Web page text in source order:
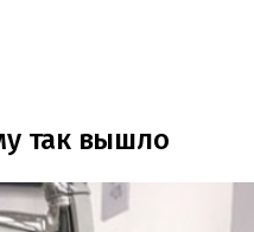
так вышло